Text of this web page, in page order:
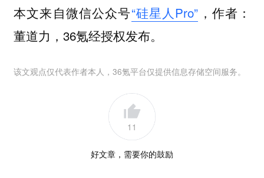
本文来自微信公众号“硅星人Pro” ，作者：
董道力，36氪经授权发布。
该文观点仅代表作者本人，36氪平台仅提供信息存储空间服务。
11
好文章，需要你的鼓励